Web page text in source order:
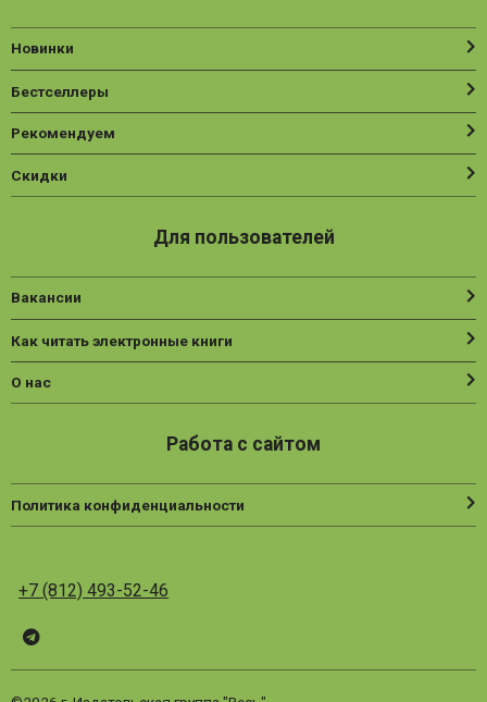
Новинки
Бестселлеры
Рекомендуем
Скидки
Для пользователей
Вакансии
Как читать электронные книги
О нас
Работа с сайтом
Политика конфиденциальности
+7 (812) 493-52-46
Telegram